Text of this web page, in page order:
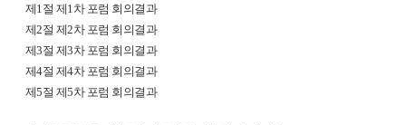
제1절 제1차 포럼 회의결과
제2절 제2차 포럼 회의결과
제3절 제3차 포럼 회의결과
제4절 제4차 포럼 회의결과
제5절 제5차 포럼 회의결과